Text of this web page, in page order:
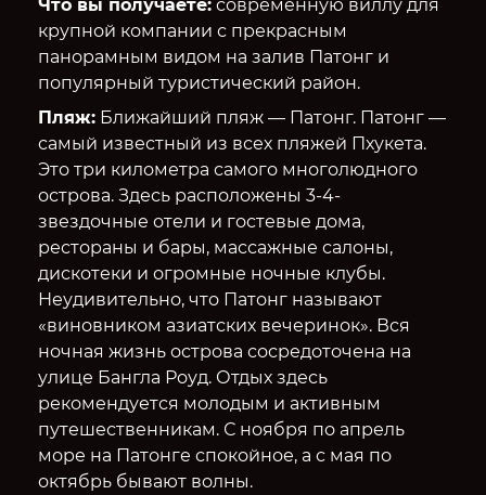
Что вы получаете:современную виллу для
крупной компании с прекрасным
панорамным видом на залив Патонг и
популярный туристический район.
Пляж:Ближайший пляж — Патонг. Патонг —
самый известный из всех пляжей Пхукета.
Это три километра самого многолюдного
острова. Здесь расположены 3-4-
звездочные отели и гостевые дома,
рестораны и бары, массажные салоны,
дискотеки и огромные ночные клубы.
Неудивительно, что Патонг называют
«виновником азиатских вечеринок». Вся
ночная жизнь острова сосредоточена на
улице Бангла Роуд. Отдых здесь
рекомендуется молодым и активным
путешественникам. С ноября по апрель
море на Патонге спокойное, а с мая по
октябрь бывают волны.